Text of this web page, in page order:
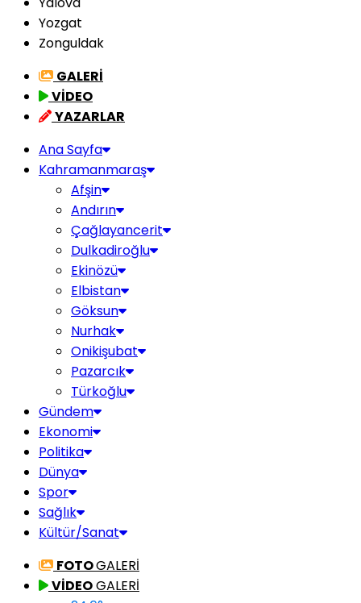
Yozgat
Zonguldak
GALERİ
VİDEO
YAZARLAR
Ana Sayfa
Kahramanmaraş
Afşin
Andırın
Çağlayancerit
Dulkadiroğlu
Ekinözü
Elbistan
Göksun
Nurhak
Onikişubat
Pazarcık
Türkoğlu
Gündem
Ekonomi
Politika
Dünya
Spor
Sağlık
Kültür/Sanat
FOTOGALERİ
VİDEOGALERİ